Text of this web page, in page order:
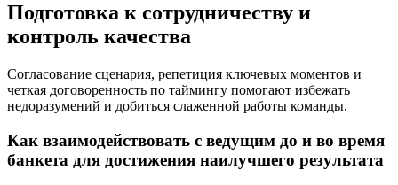
Подготовка к сотрудничеству и
контроль качества
Согласование сценария, репетиция ключевых моментов и
четкая договоренность по таймингу помогают избежать
недоразумений и добиться слаженной работы команды.
Как взаимодействовать с ведущим до и во время
банкета для достижения наилучшего результата